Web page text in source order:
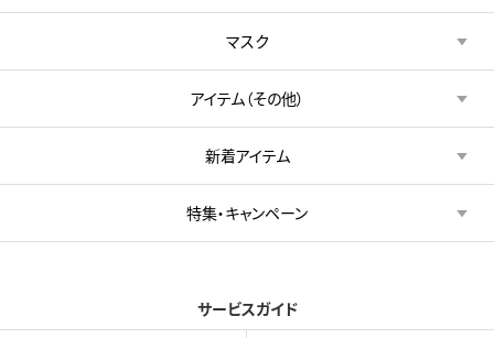
マスク
アイテム（その他）
新着アイテム
特集・キャンペーン
サービスガイド